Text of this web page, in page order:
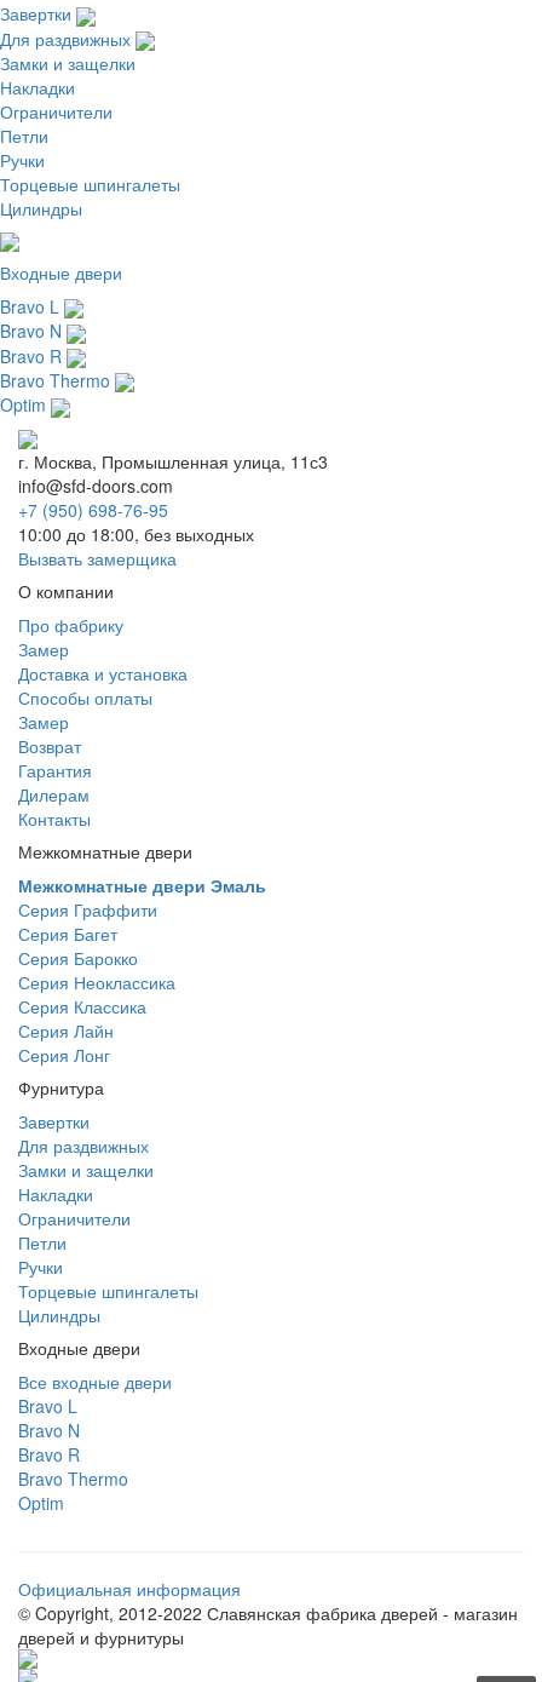
Завертки
Для раздвижных
Замки и защелки
Накладки
Ограничители
Петли
Ручки
Торцевые шпингалеты
Цилиндры
Входные двери
Bravo L
Bravo N
Bravo R
Bravo Thermo
Optim
г. Москва, Промышленная улица, 11с3
info@sfd-doors.com
+7 (950) 698-76-95
10:00 до 18:00, без выходных
Вызвать замерщика
О компании
Про фабрику
Замер
Доставка и установка
Способы оплаты
Замер
Возврат
Гарантия
Дилерам
Контакты
Межкомнатные двери
Межкомнатные двери Эмаль
Серия Граффити
Серия Багет
Серия Барокко
Серия Неоклассика
Серия Классика
Серия Лайн
Серия Лонг
Фурнитура
Завертки
Для раздвижных
Замки и защелки
Накладки
Ограничители
Петли
Ручки
Торцевые шпингалеты
Цилиндры
Входные двери
Все входные двери
Bravo L
Bravo N
Bravo R
Bravo Thermo
Optim
Официальная информация
© Copyright, 2012-2022 Славянская фабрика дверей - магазин
дверей и фурнитуры